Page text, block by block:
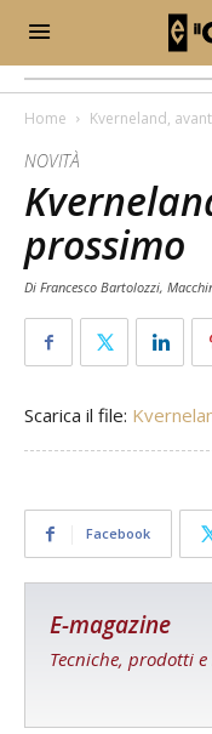
Home Kverneland,
NOVITÀ
prossimo
Di Francesco Bartolozzi,
Scarica il file:
Facebook
E-magazine
Tecniche, prodotti